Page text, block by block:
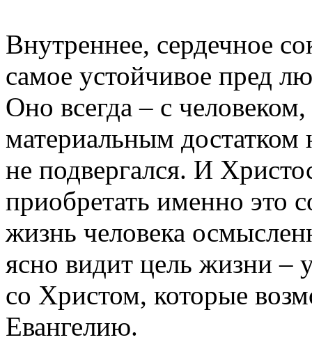
Внутреннее, сердечное
самое устойчивое пред
Оно всегда – с
материальным достатком
не подвергался. И
приобретать именно это
жизнь человека
ясно видит цель жизни –
со Христом, которые
Евангелию.